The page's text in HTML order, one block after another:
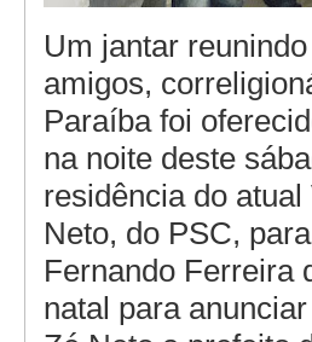
Um jantar
amigos,
Paraíba foi
na noite deste
residência do
Neto, do PSC,
Fernando Ferreira
natal para